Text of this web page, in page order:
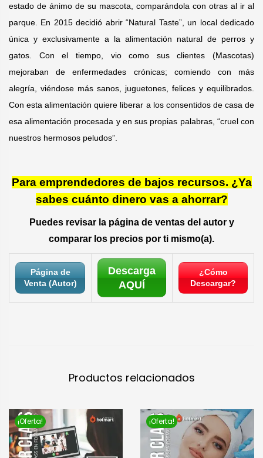
estado de ánimo de su mascota, comparándola con otras al ir al
parque. En 2015 decidió abrir “Natural Taste”, un local dedicado
única y exclusivamente a la alimentación natural de perros y
gatos. Con el tiempo, vio como sus clientes (Mascotas)
mejoraban de enfermedades crónicas; comiendo con más
alegría, viéndose más sanos, juguetones, felices y equilibrados.
Con esta alimentación quiere liberar a los consentidos de casa de
esa alimentación procesada y en sus propias palabras, “cruel con
nuestros hermosos peludos”.
Para emprendedores de bajos recursos. ¿Ya
sabes cuánto dinero vas a ahorrar?
Puedes revisar la página de ventas del autor y
comparar los precios por ti mismo(a).
Página de
Venta (Autor)
Descarga
AQUÍ
¿Cómo
Descargar?
Productos relacionados
¡Oferta! ¡Oferta!